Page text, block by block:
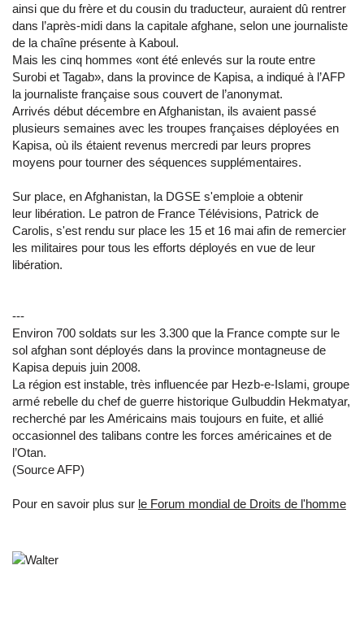
ainsi que du frère et du cousin du traducteur, auraient dû rentrer
dans l’après-midi dans la capitale afghane, selon une journaliste
de la chaîne présente à Kaboul.
Mais les cinq hommes «ont été enlevés sur la route entre
Surobi et Tagab», dans la province de Kapisa, a indiqué à l’AFP
la journaliste française sous couvert de l’anonymat.
Arrivés début décembre en Afghanistan, ils avaient passé
plusieurs semaines avec les troupes françaises déployées en
Kapisa, où ils étaient revenus mercredi par leurs propres
moyens pour tourner des séquences supplémentaires.
Sur place, en Afghanistan, la DGSE s'emploie a obtenir
leur libération. Le patron de France Télévisions, Patrick de
Carolis, s'est rendu sur place les 15 et 16 mai afin de remercier
les militaires pour tous les efforts déployés en vue de leur
libération.
---
Environ 700 soldats sur les 3.300 que la France compte sur le
sol afghan sont déployés dans la province montagneuse de
Kapisa depuis juin 2008.
La région est instable, très influencée par Hezb-e-Islami, groupe
armé rebelle du chef de guerre historique Gulbuddin Hekmatyar,
recherché par les Américains mais toujours en fuite, et allié
occasionnel des talibans contre les forces américaines et de
l’Otan.
(Source AFP)
Pour en savoir plus sur le Forum mondial de Droits de l'homme